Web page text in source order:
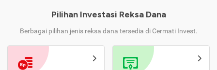
Pilihan Investasi Reksa Dana
Berbagai pilihan jenis reksa dana tersedia di Cermati Invest.